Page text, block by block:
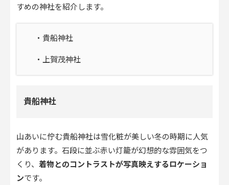
すめの神社を紹介します。
・貴船神社
・上賀茂神社
貴船神社
山あいに佇む貴船神社は雪化粧が美しい冬の時期に人気
があります。石段に並ぶ赤い灯籠が幻想的な雰囲気をつ
くり、 着物とのコントラストが写真映えするロケーショ
ンです。